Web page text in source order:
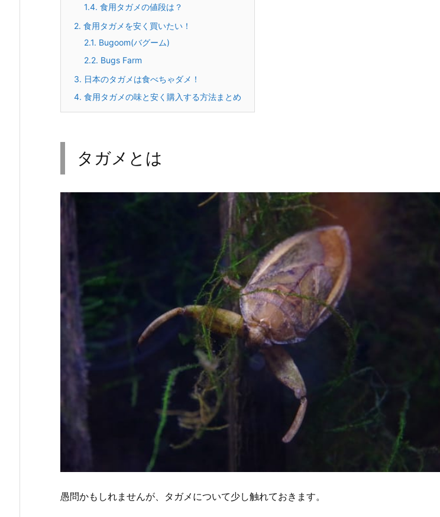
1.4. 食用タガメの値段は？
2. 食用タガメを安く買いたい！
2.1. Bugoom(バグーム)
2.2. Bugs Farm
3. 日本のタガメは食べちゃダメ！
4. 食用タガメの味と安く購入する方法まとめ
タガメとは
愚問かもしれませんが、タガメについて少し触れておきます。